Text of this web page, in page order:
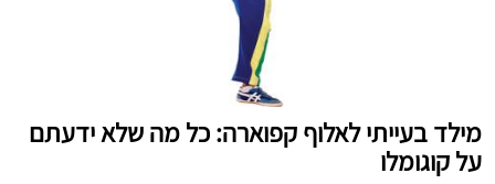
מילד בעייתי לאלוף קפוארה: כל מה שלא ידעתם
על קוגומלו